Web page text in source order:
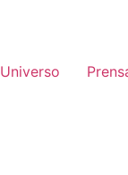
Universo